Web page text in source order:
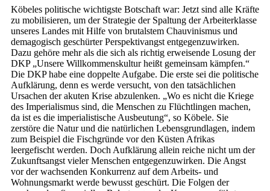
Köbeles politische wichtigste Botschaft war: Jetzt sind alle Kräfte
zu mobilisieren, um der Strategie der Spaltung der Arbeiterklasse
unseres Landes mit Hilfe von brutalstem Chauvinismus und
demagogisch geschürter Perspektivangst entgegenzuwirken.
Dazu gehöre mehr als die sich als richtig erweisende Losung der
DKP „Unsere Willkommenskultur heißt gemeinsam kämpfen.“
Die DKP habe eine doppelte Aufgabe. Die erste sei die politische
Aufklärung, denn es werde versucht, von den tatsächlichen
Ursachen der akuten Krise abzulenken. „Wo es nicht die Kriege
des Imperialismus sind, die Menschen zu Flüchtlingen machen,
da ist es die imperialistische Ausbeutung“, so Köbele. Sie
zerstöre die Natur und die natürlichen Lebensgrundlagen, indem
zum Beispiel die Fischgründe vor den Küsten Afrikas
leergefischt werden. Doch Aufklärung allein reiche nicht um der
Zukunftsangst vieler Menschen entgegenzuwirken. Die Angst
vor der wachsenden Konkurrenz auf dem Arbeits- und
Wohnungsmarkt werde bewusst geschürt. Die Folgen der